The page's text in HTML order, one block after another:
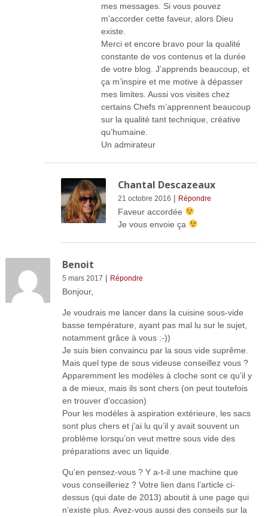
mes messages. Si vous pouvez
m’accorder cette faveur, alors Dieu
existe.
Merci et encore bravo pour la qualité
constante de vos contenus et la durée
de votre blog. J’apprends beaucoup, et
ça m’inspire et me motive à dépasser
mes limites. Aussi vos visites chez
certains Chefs m’apprennent beaucoup
sur la qualité tant technique, créative
qu’humaine.
Un admirateur
Chantal Descazeaux
21 octobre 2016 | Répondre
Faveur accordée
Je vous envoie ça
Benoit
5 mars 2017 | Répondre
Bonjour,
Je voudrais me lancer dans la cuisine sous-vide
basse température, ayant pas mal lu sur le sujet,
notamment grâce à vous :-))
Je suis bien convaincu par la sous vide suprême.
Mais quel type de sous videuse conseillez vous ?
Apparemment les modèles à cloche sont ce qu’il y
a de mieux, mais ils sont chers (on peut toutefois
en trouver d’occasion)
Pour les modèles à aspiration extérieure, les sacs
sont plus chers et j’ai lu qu’il y avait souvent un
problème lorsqu’on veut mettre sous vide des
préparations avec un liquide.
Qu’en pensez-vous ? Y a-t-il une machine que
vous conseilleriez ? Votre lien dans l’article ci-
dessus (qui date de 2013) aboutit à une page qui
n’existe plus. Avez-vous aussi des conseils sur la